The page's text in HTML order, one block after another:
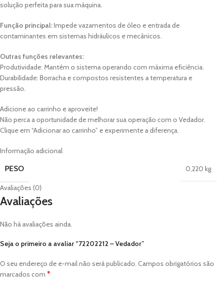
solução perfeita para sua máquina.
Função principal:Impede vazamentos de óleo e entrada de
contaminantes em sistemas hidráulicos e mecânicos.
Outras funções relevantes:
Produtividade: Mantém o sistema operando com máxima eficiência.
Durabilidade: Borracha e compostos resistentes a temperatura e
pressão.
Adicione ao carrinho e aproveite!
Não perca a oportunidade de melhorar sua operação com o Vedador.
Clique em “Adicionar ao carrinho” e experimente a diferença.
Informação adicional
PESO 0,220 kg
Avaliações (0)
Avaliações
Não há avaliações ainda.
Seja o primeiro a avaliar “72202212 – Vedador”
O seu endereço de e-mail não será publicado. Campos obrigatórios são
marcados com *